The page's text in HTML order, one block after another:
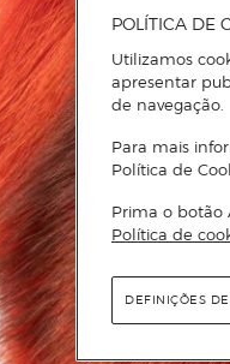
POLÍTICA DE
Utilizamos
apresentar
de navegação.
Para mais
Política de
Prima o botão
Política de
DEFINIÇÕES